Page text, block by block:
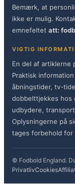
Bemærk, at
ikke er mulig.
emnefeltet att:
VIGTIG
En del af artiklerne
Praktisk
åbningstider, tv-
dobbelttjekkes hos
udbydere,
Oplysningerne på
tages forbehold
© Fodbold England.
PrivatlivCookies